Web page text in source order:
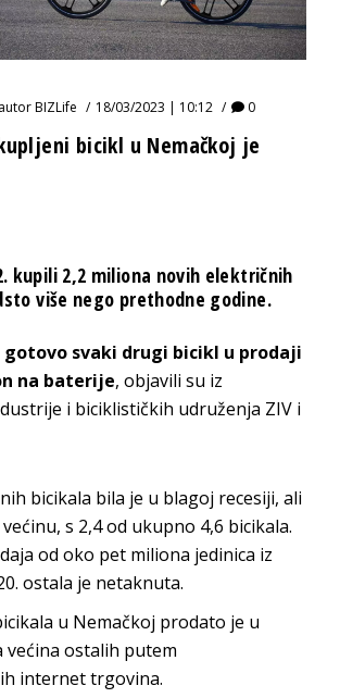
autorBIZLife 18/03/2023 | 10:12 0
bicikl u Nemačkoj je
kupili 2,2 miliona novih električnih
više nego prethodne godine.
gotovo svaki drugi bicikl u prodaji
na baterije, objavili su iz
i biciklističkih udruženja ZIV i
bicikala bila je u blagoj recesiji, ali
s 2,4 od ukupno 4,6 bicikala.
od oko pet miliona jedinica iz
ostala je netaknuta.
u Nemačkoj prodato je u
većina ostalih putem
internet trgovina.